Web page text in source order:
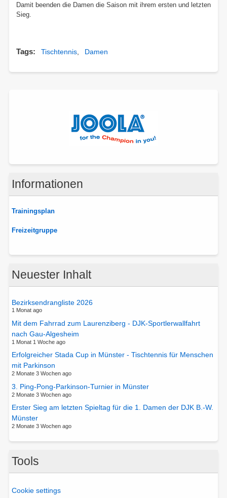
Damit beenden die Damen die Saison mit ihrem ersten und letzten
Sieg.
Tags Tischtennis Damen
Informationen
Trainingsplan
Freizeitgruppe
Neuester Inhalt
Bezirksendrangliste 2026
1 Monat ago
Mit dem Fahrrad zum Laurenziberg - DJK-Sportlerwallfahrt
nach Gau-Algesheim
1 Monat 1 Woche ago
Erfolgreicher Stada Cup in Münster - Tischtennis für Menschen
mit Parkinson
2 Monate 3 Wochen ago
3. Ping-Pong-Parkinson-Turnier in Münster
2 Monate 3 Wochen ago
Erster Sieg am letzten Spieltag für die 1. Damen der DJK B.-W.
Münster
2 Monate 3 Wochen ago
Tools
Cookie settings